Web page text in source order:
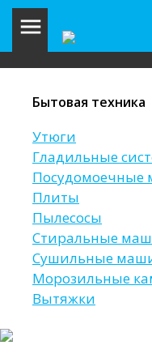
Бытовая техника
Утюги
Гладильные
Плиты
Пылесосы
Стиральные
Сушильные
Морозильные
Вытяжки